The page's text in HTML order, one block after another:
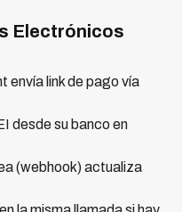
Electrónicos
envía link de pago vía
desde su banco en
(webhook) actualiza